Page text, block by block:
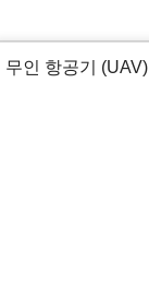
무인 항공기 (UAV)